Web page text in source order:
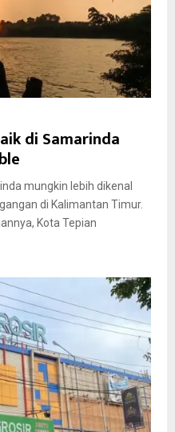
di Samarinda
mungkin lebih dikenal
di Kalimantan Timur.
Kota Tepian